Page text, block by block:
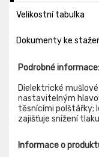
Velikostní tabulka
Dokumenty ke
Podrobné
Dielektrické
nastavitelným
těsnícími polštářky;
zajišťuje snížení
Informace o